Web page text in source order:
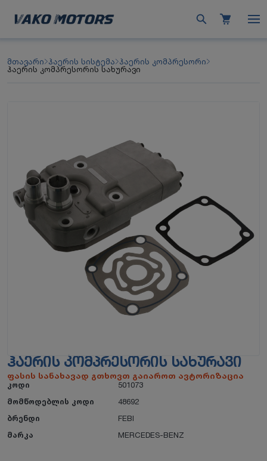
მთავარი ჰაერის სისტემა ჰაერის კომპრესორი
ჰაერის კომპრესორის სახურავი
ᲰᲐᲔᲠᲘᲡ ᲙᲝᲛᲞᲠᲔᲡᲝᲠᲘᲡ ᲡᲐᲮᲣᲠᲐᲕᲘ
ფასის სანახავად გთხოვთ გაიაროთ ავტორიზაცია
კოდი
501073
მომწოდებლის კოდი
48692
ბრენდი
FEBI
მარკა
MERCEDES-BENZ